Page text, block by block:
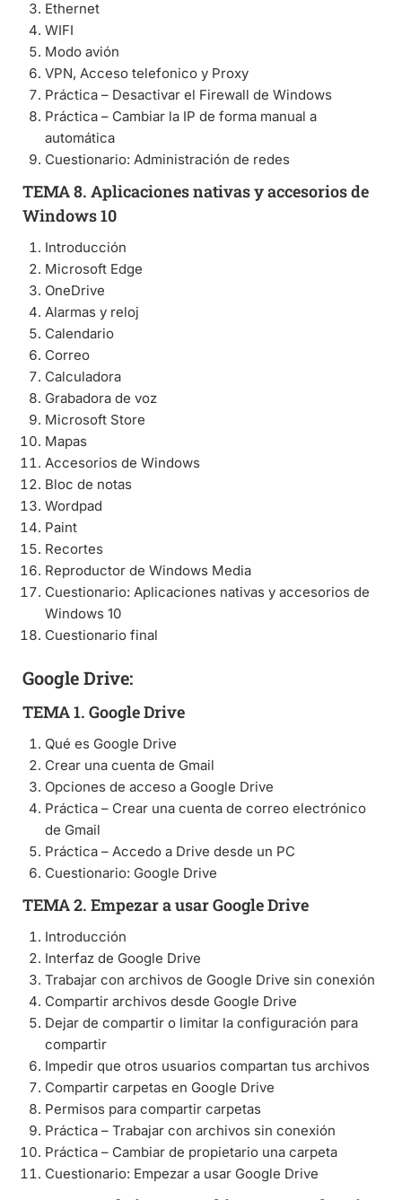
Ethernet
WIFI
Modo avión
VPN, Acceso telefonico y Proxy
Práctica – Desactivar el Firewall de Windows
Práctica – Cambiar la IP de forma manual a
automática
Cuestionario: Administración de redes
TEMA 8. Aplicaciones nativas y accesorios de
Windows 10
Introducción
Microsoft Edge
OneDrive
Alarmas y reloj
Calendario
Correo
Calculadora
Grabadora de voz
Microsoft Store
Mapas
Accesorios de Windows
Bloc de notas
Wordpad
Paint
Recortes
Reproductor de Windows Media
Cuestionario: Aplicaciones nativas y accesorios de
Windows 10
Cuestionario final
Google Drive:
TEMA 1. Google Drive
Qué es Google Drive
Crear una cuenta de Gmail
Opciones de acceso a Google Drive
Práctica – Crear una cuenta de correo electrónico
de Gmail
Práctica – Accedo a Drive desde un PC
Cuestionario: Google Drive
TEMA 2. Empezar a usar Google Drive
Introducción
Interfaz de Google Drive
Trabajar con archivos de Google Drive sin conexión
Compartir archivos desde Google Drive
Dejar de compartir o limitar la configuración para
compartir
Impedir que otros usuarios compartan tus archivos
Compartir carpetas en Google Drive
Permisos para compartir carpetas
Práctica – Trabajar con archivos sin conexión
Práctica – Cambiar de propietario una carpeta
Cuestionario: Empezar a usar Google Drive